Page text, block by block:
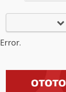
Error.